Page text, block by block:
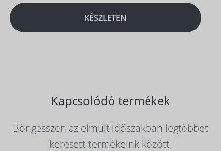
KÉSZLETEN
Kapcsolódó termékek
Böngésszen az elmúlt időszakban legtöbbet
keresett termékeink között.